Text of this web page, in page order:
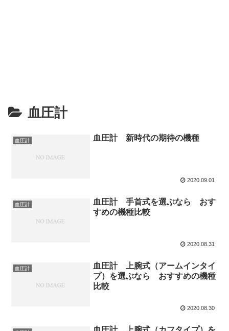
血圧計
血圧計 血圧計 新時代の期待の機種
2020.09.01
血圧計
血圧計 手首式を選ぶなら おす
すめの機種比較
2020.08.31
血圧計
血圧計 上腕式（アームインタイ
プ）を選ぶなら おすすめの機種
比較
2020.08.30